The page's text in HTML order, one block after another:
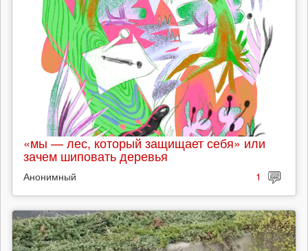
«мы — лес, который защищает себя» или
зачем шиповать деревья
Анонимный 1